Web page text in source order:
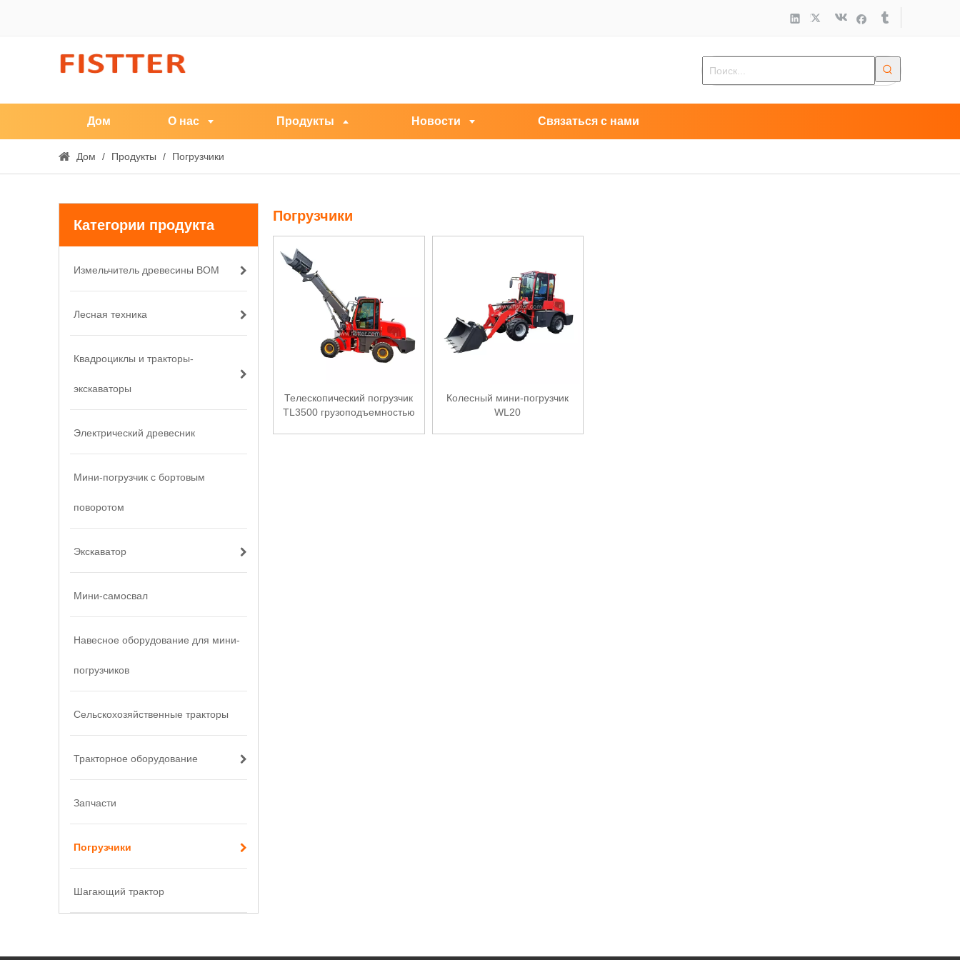
Дом О нас Продукты Новости Связаться с нами
Дом / Продукты / Погрузчики
Категории продукта
Измельчитель древесины ВОМ
Лесная техника
Квадроциклы и тракторы-
экскаваторы
Электрический древесник
Мини-погрузчик с бортовым
поворотом
Экскаватор
Мини-самосвал
Навесное оборудование для мини-
погрузчиков
Сельскохозяйственные тракторы
Тракторное оборудование
Запчасти
Погрузчики
Шагающий трактор
Погрузчики
Телескопический погрузчик
TL3500 грузоподъемностью
Колесный мини-погрузчик
WL20